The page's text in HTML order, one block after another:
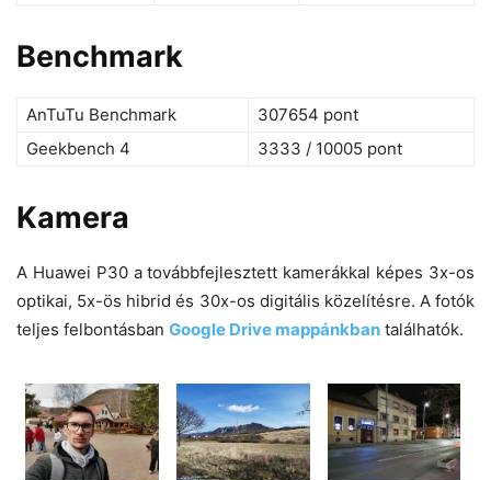
Benchmark
AnTuTu Benchmark
307654 pont
Geekbench 4
3333 / 10005 pont
Kamera
A Huawei P30 a továbbfejlesztett kamerákkal képes 3x-os
optikai, 5x-ös hibrid és 30x-os digitális közelítésre. A fotók
teljes felbontásban Google Drive mappánkban találhatók.